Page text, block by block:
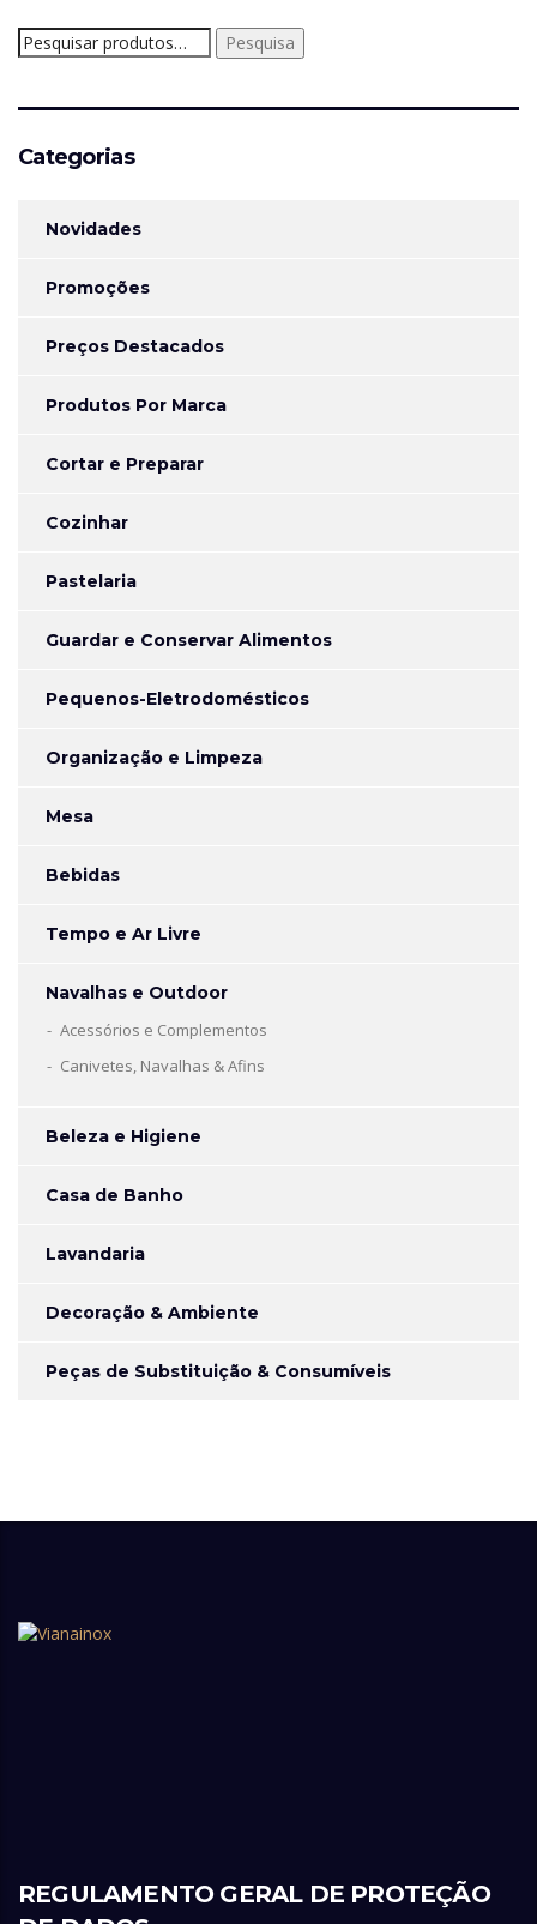
Pesquisar
por:
Pesquisa
Categorias
Novidades
Promoções
Preços Destacados
Produtos Por Marca
Cortar e Preparar
Cozinhar
Pastelaria
Guardar e Conservar Alimentos
Pequenos-Eletrodomésticos
Organização e Limpeza
Mesa
Bebidas
Tempo e Ar Livre
Navalhas e Outdoor
Acessórios e Complementos
Canivetes, Navalhas & Afins
Beleza e Higiene
Casa de Banho
Lavandaria
Decoração & Ambiente
Peças de Substituição & Consumíveis
REGULAMENTO GERAL DE PROTEÇÃO